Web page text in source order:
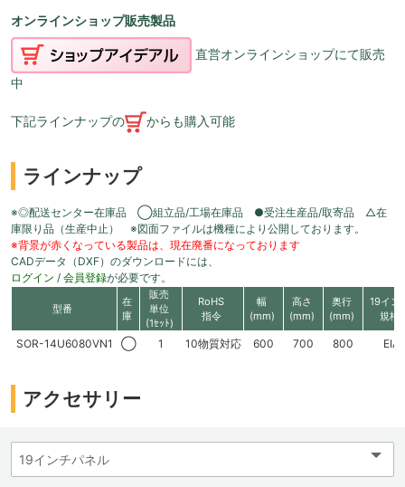
オンラインショップ販売製品
直営オンラインショップにて販売
中
下記ラインナップの からも購入可能
ラインナップ
※◎配送センター在庫品 ◯組立品/工場在庫品 ●受注生産品/取寄品 △在
庫限り品（生産中止） ※図面ファイルは機種により公開しております。
※背景が赤くなっている製品は、現在廃番になっております
CADデータ（DXF）のダウンロードには、
ログイン / 会員登録が必要です。
型番
在
庫
販売
単位
(1ｾｯﾄ)
RoHS
指令
幅
(mm)
高さ
(mm)
奥行
(mm)
19イン
規格
SOR-14U6080VN1 ◯ 1 10物質対応 600 700 800 EIA
アクセサリー